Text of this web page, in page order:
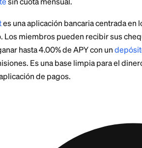
nada de eso funciona, el Centro
tu identidad de otra
vinculada, una
importa